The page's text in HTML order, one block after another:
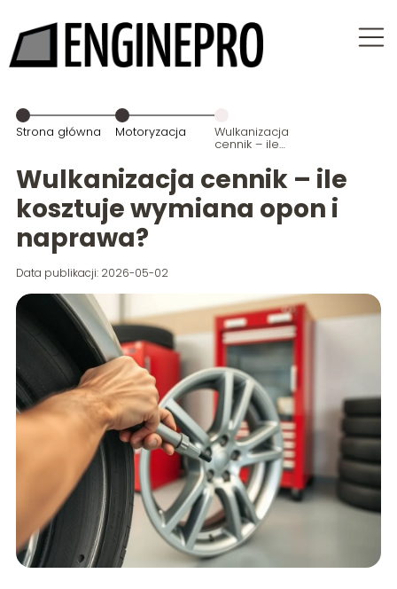
Strona główna Motoryzacja Wulkanizacja
cennik – ile
wymiana
opon i
naprawa?
Wulkanizacja cennik – ile
kosztuje wymiana opon i
naprawa?
Data publikacji: 2026-05-02